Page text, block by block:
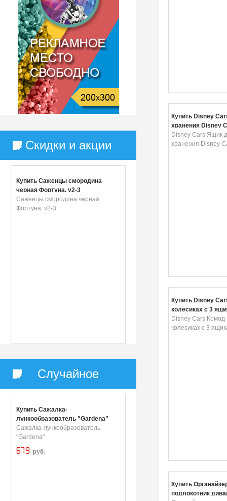
Скидки и акции
Купить Саженцы смородина
черная Фортуна, v2-3
Саженцы смородина черная
Фортуна, v2-3
Случайное
Купить Сажалка-
лункообразователь "Gardena"
Сажалка-лункообразователь
"Gardena"
679 руб.
Купить Disney
хранения Disney
Disney Cars Ящик
хранения Disney
Купить Disney
колесиках с 3
л
Disney Cars Комод
колесиках с 3
Купить
подлокотник